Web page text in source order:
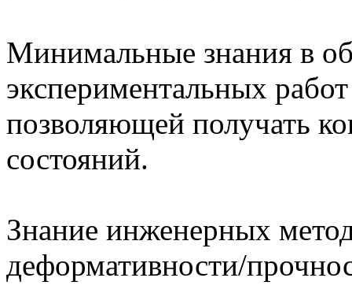
Минимальные знания в
экспериментальных
позволяющей получать
состояний.
Знание инженерных
деформативности/